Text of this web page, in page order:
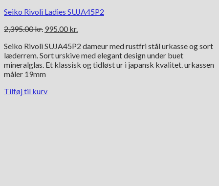
Seiko Rivoli Ladies SUJA45P2
2,395.00kr. Den
pris
var:
2,395.00 kr..
995.00 kr.
pris
er:
995.00 kr..
Seiko Rivoli SUJA45P2 dameur med rustfri stål urkasse og sort
læderrem. Sort urskive med elegant design under buet
mineralglas. Et klassisk og tidløst ur i japansk kvalitet. urkassen
måler 19mm
Tilføj til kurv